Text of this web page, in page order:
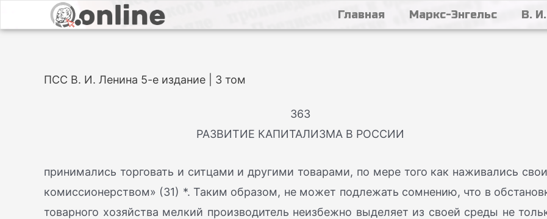
Главная Маркс-Энгельс В.
ПСС В. И. Ленина 5-е издание | 3 том
363
РАЗВИТИЕ КАПИТАЛИЗМА В РОССИИ
принимались торговать и ситцами и другими товарами, по мере того как наживались
комиссионерством» (31) *. Таким образом, не может подлежать сомнению, что в
товарного хозяйства мелкий производитель неизбежно выделяет из своей среды не